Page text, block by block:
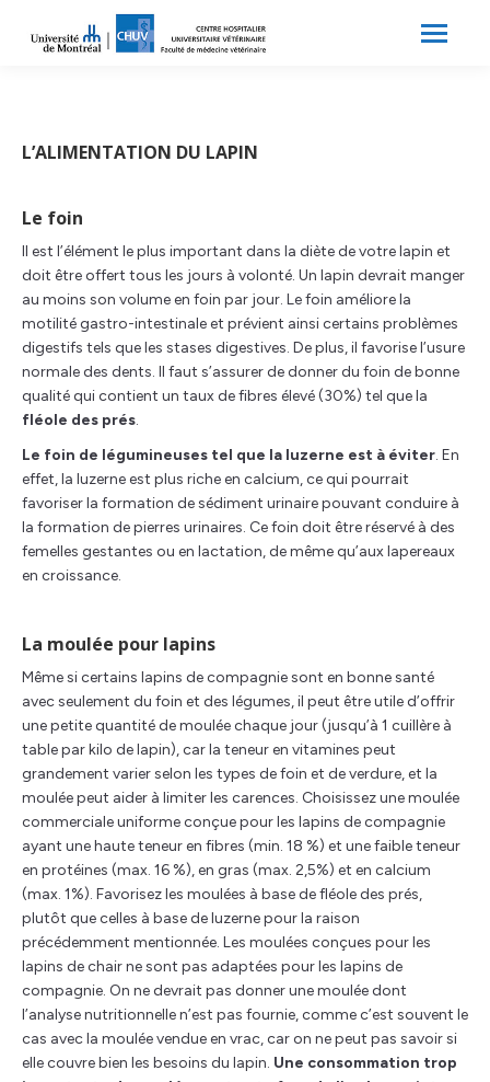
L’ALIMENTATION DU LAPIN
Le foin
Il est l’élément le plus important dans la diète de votre lapin et
doit être offert tous les jours à volonté. Un lapin devrait manger
au moins son volume en foin par jour. Le foin améliore la
motilité gastro-intestinale et prévient ainsi certains problèmes
digestifs tels que les stases digestives. De plus, il favorise l’usure
normale des dents. Il faut s’assurer de donner du foin de bonne
qualité qui contient un taux de fibres élevé (30%) tel que la
fléole des prés.
Le foin de légumineuses tel que la luzerne est à éviter. En
effet, la luzerne est plus riche en calcium, ce qui pourrait
favoriser la formation de sédiment urinaire pouvant conduire à
la formation de pierres urinaires. Ce foin doit être réservé à des
femelles gestantes ou en lactation, de même qu’aux lapereaux
en croissance.
La moulée pour lapins
Même si certains lapins de compagnie sont en bonne santé
avec seulement du foin et des légumes, il peut être utile d’offrir
une petite quantité de moulée chaque jour (jusqu’à 1 cuillère à
table par kilo de lapin), car la teneur en vitamines peut
grandement varier selon les types de foin et de verdure, et la
moulée peut aider à limiter les carences. Choisissez une moulée
commerciale uniforme conçue pour les lapins de compagnie
ayant une haute teneur en fibres (min. 18 %) et une faible teneur
en protéines (max. 16 %), en gras (max. 2,5%) et en calcium
(max. 1%). Favorisez les moulées à base de fléole des prés,
plutôt que celles à base de luzerne pour la raison
précédemment mentionnée. Les moulées conçues pour les
lapins de chair ne sont pas adaptées pour les lapins de
compagnie. On ne devrait pas donner une moulée dont
l’analyse nutritionnelle n’est pas fournie, comme c’est souvent le
cas avec la moulée vendue en vrac, car on ne peut pas savoir si
elle couvre bien les besoins du lapin. Une consommation trop